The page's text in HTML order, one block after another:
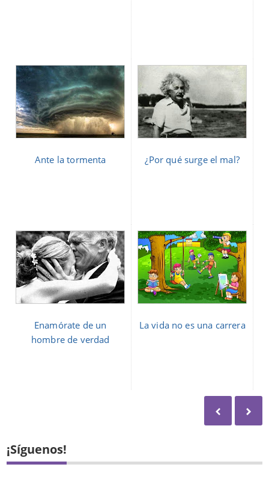
Ante la tormenta ¿Por qué surge el mal?
Enamórate de un
hombre de verdad
La vida no es una carrera
¡Síguenos!